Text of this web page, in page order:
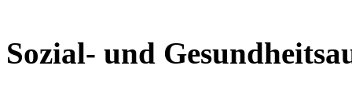
Sozial- und